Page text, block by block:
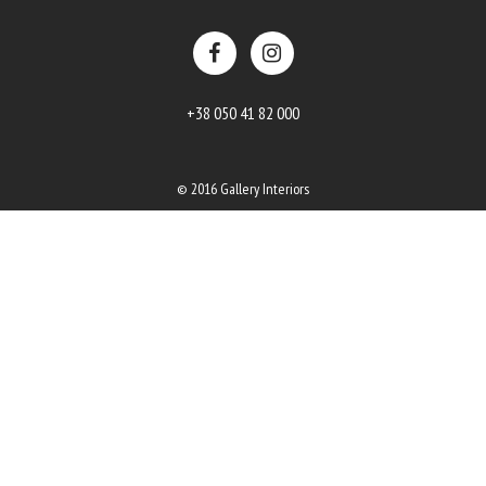
+38 050 41 82 000
© 2016 Gallery Interiors